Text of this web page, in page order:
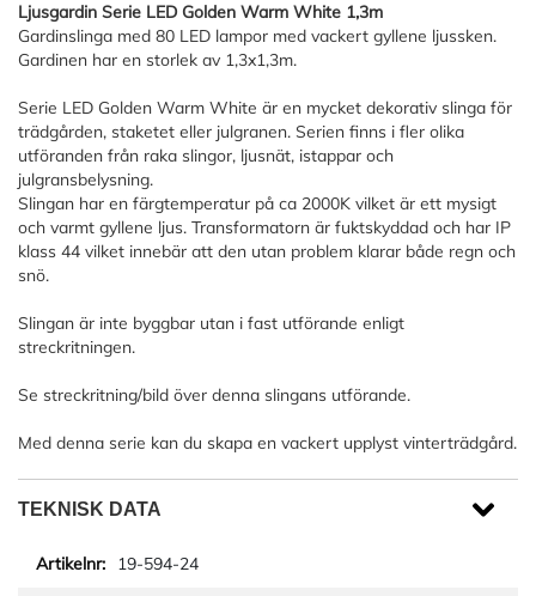
Ljusgardin Serie LED Golden Warm White 1,3m
Gardinslinga med 80 LED lampor med vackert gyllene ljussken.
Gardinen har en storlek av 1,3x1,3m.
Serie LED Golden Warm White är en mycket dekorativ slinga för
trädgården, staketet eller julgranen. Serien finns i fler olika
utföranden från raka slingor, ljusnät, istappar och
julgransbelysning.
Slingan har en färgtemperatur på ca 2000K vilket är ett mysigt
och varmt gyllene ljus. Transformatorn är fuktskyddad och har IP
klass 44 vilket innebär att den utan problem klarar både regn och
snö.
Slingan är inte byggbar utan i fast utförande enligt
streckritningen.
Se streckritning/bild över denna slingans utförande.
Med denna serie kan du skapa en vackert upplyst vinterträdgård.
TEKNISK DATA
19-594-24